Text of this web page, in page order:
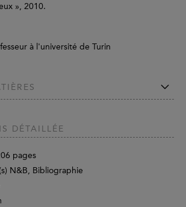
», 2010.
à l'université de Turin
DÉTAILLÉE
pages
N&B, Bibliographie